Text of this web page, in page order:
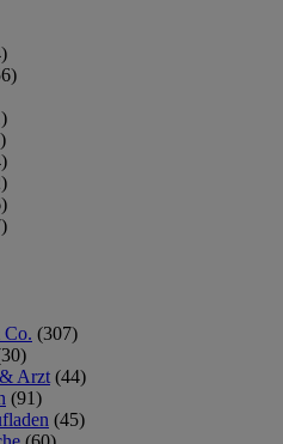
Co. (307)
Arzt (44)
(91)
(45)